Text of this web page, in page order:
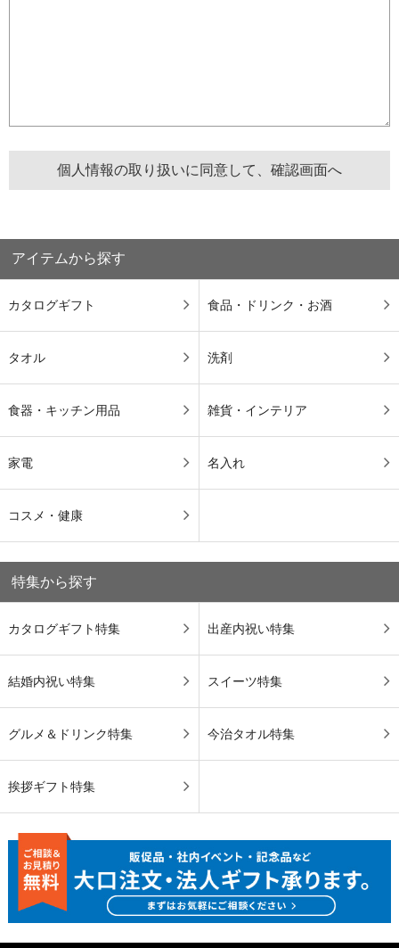
アイテムから探す
カタログギフト 食品・ドリンク・お酒
タオル 洗剤
食器・キッチン用品 雑貨・インテリア
家電 名入れ
コスメ・健康
特集から探す
カタログギフト特集 出産内祝い特集
結婚内祝い特集 スイーツ特集
グルメ＆ドリンク特集 今治タオル特集
挨拶ギフト特集